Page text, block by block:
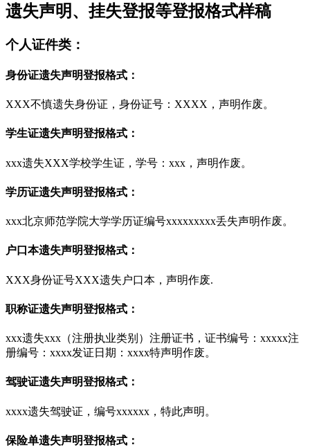
遗失声明、挂失登报等登报格式样稿
个人证件类：
身份证遗失声明登报格式：
XXX不慎遗失身份证，身份证号：XXXX，声明作废。
学生证遗失声明登报格式：
xxx遗失XXX学校学生证，学号：xxx，声明作废。
学历证遗失声明登报格式：
xxx北京师范学院大学学历证编号xxxxxxxxx丢失声明作废。
户口本遗失声明登报格式：
XXX身份证号XXX遗失户口本，声明作废.
职称证遗失声明登报格式：
xxx遗失xxx（注册执业类别）注册证书，证书编号：xxxxx注
册编号：xxxx发证日期：xxxx特声明作废。
驾驶证遗失声明登报格式：
xxxx遗失驾驶证，编号xxxxxx，特此声明。
保险单遗失声明登报格式：